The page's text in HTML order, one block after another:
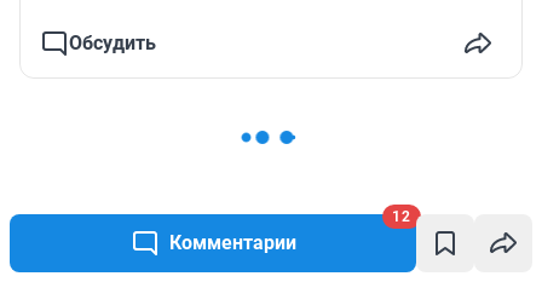
Комментарии
12
Обсудить
Никита Куликов
Корреспондент MSK1.RU